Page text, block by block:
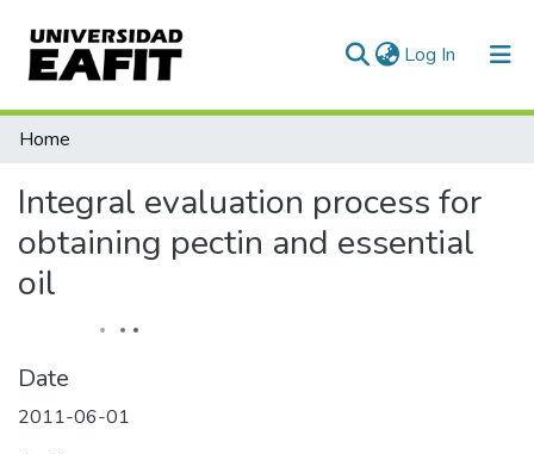
Log In (current)
Statistics
Home
Integral evaluation process for
obtaining pectin and essential
oil
Date
2011-06-01